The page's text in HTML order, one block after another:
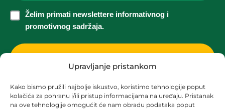
Upravljanje pristankom
Kako bismo pružili najbolje iskustvo, koristimo tehnologije poput
kolačića za pohranu i/ili pristup informacijama na uređaju. Pristanak
na ove tehnologije omogućit će nam obradu podataka poput
Želim
primati
informativnog
sadržaja.
*
Želim primati newslettere informativnog i
promotivnog sadržaja.
Korisnička podrška za solarne elektrane